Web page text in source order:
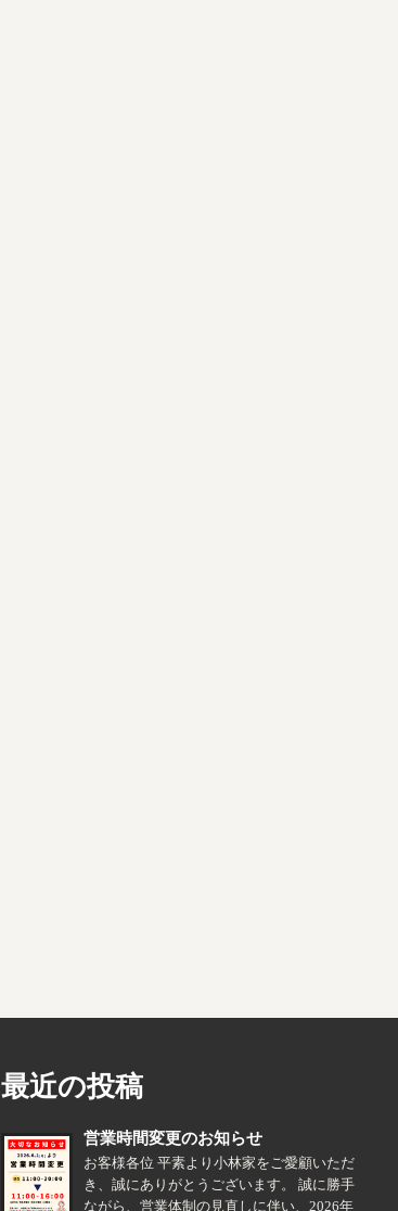
最近の投稿
営業時間変更のお知らせ
お客様各位 平素より小林家をご愛顧いただ
き、誠にありがとうございます。 誠に勝手
ながら、営業体制の見直しに伴い、2026年